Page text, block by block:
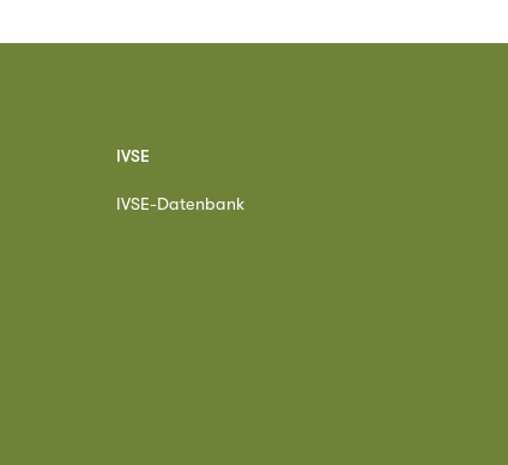
IVSE
IVSE-Datenbank